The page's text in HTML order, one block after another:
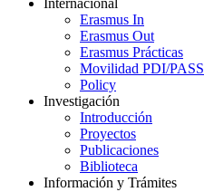
Internacional
Erasmus In
Erasmus Out
Erasmus Prácticas
Movilidad PDI/PASS
Policy
Investigación
Introducción
Proyectos
Publicaciones
Biblioteca
Información y Trámites